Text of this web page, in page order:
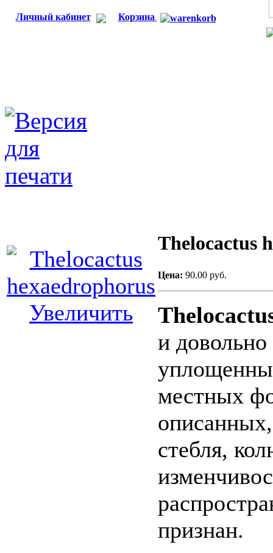
Личный кабинет Корзина
Увеличить
Thelocactus
Цена: 90.00 руб.
и
местных
стебля,
признан.